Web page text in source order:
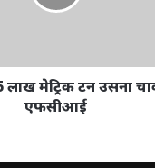
लाख मेट्रिक टन उसना
एफसीआई